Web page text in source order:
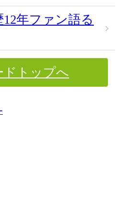
年ファン語る
ドトップへ